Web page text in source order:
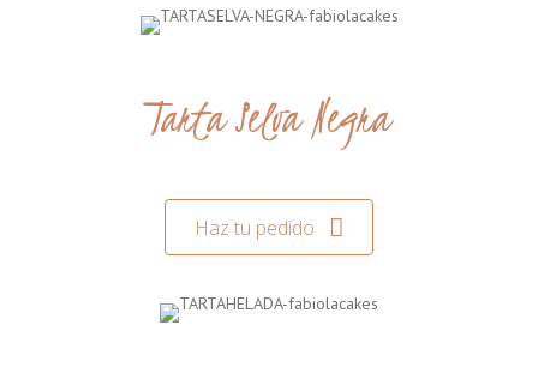
Tarta Selva Negra
Haz tu pedido